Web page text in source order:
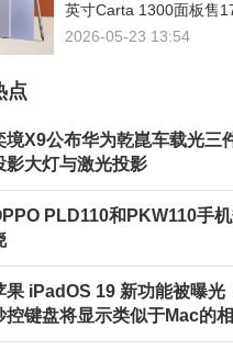
英寸Carta 1300面板售
2026-05-23 13:54
点
境X9公布华为乾崑车载光三
影大灯与激光投影
PLD110和PKW110手
果 iPadOS 19 新功能被曝光
控键盘将显示类似于Mac的